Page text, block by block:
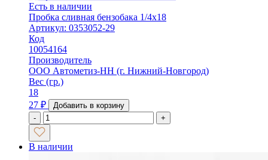
Есть в наличии
Пробка сливная бензобака 1/4х18
Артикул: 0353052-29
Код
10054164
Производитель
ООО Автометиз-НН (г. Нижний-Новгород)
Вес (гр.)
18
27 ₽
Добавить в корзину
-
+
В наличии